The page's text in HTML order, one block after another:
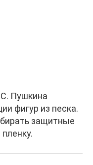
Пушкина
фигур из песка.
защитные